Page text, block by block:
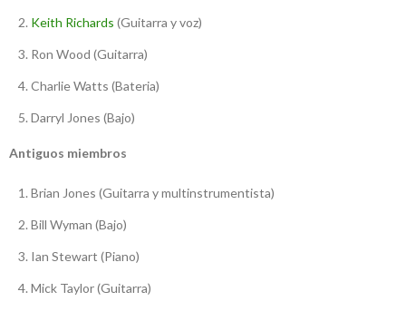
Keith Richards (Guitarra y voz)
Ron Wood (Guitarra)
Charlie Watts (Bateria)
Darryl Jones (Bajo)
Antiguos miembros
Brian Jones (Guitarra y multinstrumentista)
Bill Wyman (Bajo)
Ian Stewart (Piano)
Mick Taylor (Guitarra)